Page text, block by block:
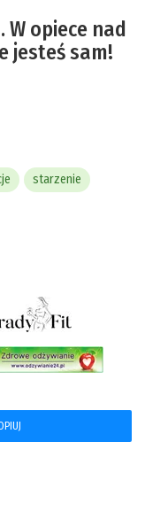
opiece nad
jesteś sam!
starzenie